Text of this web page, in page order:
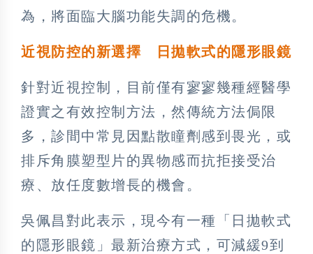
為，將面臨大腦功能失調的危機。
近視防控的新選擇 日拋軟式的隱形眼鏡
針對近視控制，目前僅有寥寥幾種經醫學
證實之有效控制方法，然傳統方法侷限
多，診間中常見因點散瞳劑感到畏光，或
排斥角膜塑型片的異物感而抗拒接受治
療、放任度數增長的機會。
吳佩昌對此表示，現今有一種「日拋軟式
的隱形眼鏡」最新治療方式，可減緩9到